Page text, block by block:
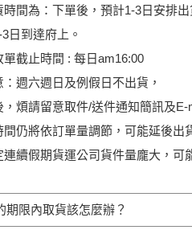
間為：下單後，預計1-3日安排出
日到達府上。
截止時間 : 每日am16:00
週六週日及例假日不出貨，
煩請留意取件/送件通知簡訊及E-
仍將依訂單量調節，可能延後出
續假期貨運公司貨件量龐大，可
期限內取貨該怎麼辦？